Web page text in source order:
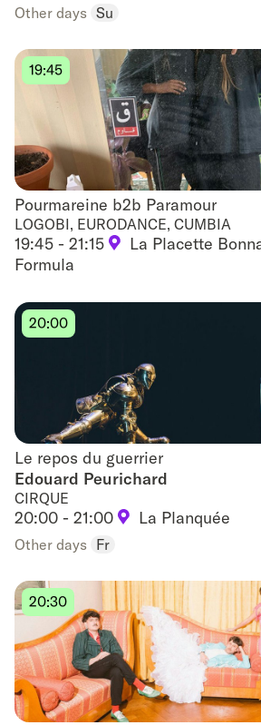
Other days Su
Pourmareine b2b Paramour
Pourmareine b2b Paramour
LOGOBI, EURODANCE, CUMBIA
19:45 - 21:15
La Placette
Formula
19:45
Le repos du guerrier
Le repos du guerrier
Edouard Peurichard
CIRQUE
20:00 - 21:00 La Planquée
20:00
Other days Fr
20:30